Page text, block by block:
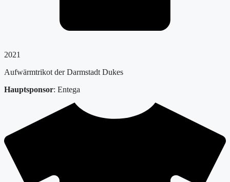
2021
Aufwärmtrikot der Darmstadt Dukes
Hauptsponsor: Entega